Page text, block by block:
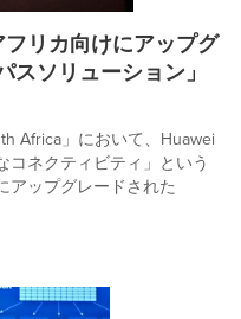
リカ向けにアップグ
ソリューション」
Africa」において、Huawei
コネクティビティ」という
アップグレードされた